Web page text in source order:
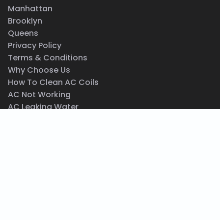
Manhattan
Brooklyn
Queens
Privacy Policy
Terms & Conditions
Why Choose Us
How To Clean AC Coils
AC Not Working
AC Leaking Water